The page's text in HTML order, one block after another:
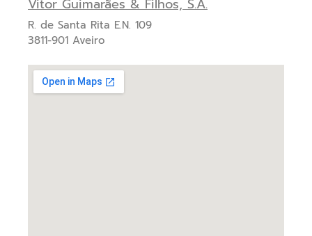
Vitor Guimarães & Filhos, S.A.
R. de Santa Rita E.N. 109
3811-901 Aveiro